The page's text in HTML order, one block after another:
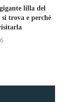
lilla del
trova e perché